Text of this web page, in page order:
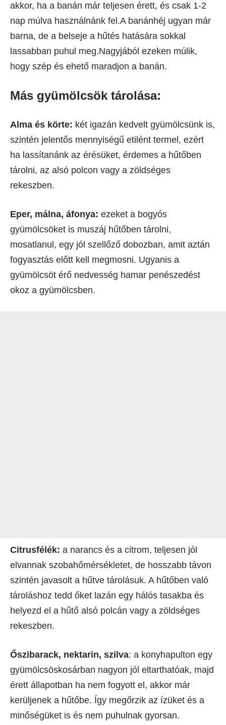
akkor, ha a banán már teljesen érett, és csak 1-2
nap múlva használnánk fel.A banánhéj ugyan már
barna, de a belseje a hűtés hatására sokkal
lassabban puhul meg.Nagyjából ezeken múlik,
hogy szép és ehető maradjon a banán.
Más gyümölcsök tárolása:
Alma és körte: két igazán kedvelt gyümölcsünk is,
szintén jelentős mennyiségű etilént termel, ezért
ha lassítanánk az érésüket, érdemes a hűtőben
tárolni, az alsó polcon vagy a zöldséges
rekeszben.
Eper, málna, áfonya: ezeket a bogyós
gyümölcsöket is muszáj hűtőben tárolni,
mosatlanul, egy jól szellőző dobozban, amit aztán
fogyasztás előtt kell megmosni. Ugyanis a
gyümölcsöt érő nedvesség hamar penészedést
okoz a gyümölcsben.
Citrusfélék: a narancs és a citrom, teljesen jól
elvannak szobahőmérsékletet, de hosszabb távon
szintén javasolt a hűtve tárolásuk. A hűtőben való
tároláshoz tedd őket lazán egy hálós tasakba és
helyezd el a hűtő alsó polcán vagy a zöldséges
rekeszben.
Őszibarack, nektarin, szilva: a konyhapulton egy
gyümölcsöskosárban nagyon jól eltarthatóak, majd
érett állapotban ha nem fogyott el, akkor már
kerüljenek a hűtőbe. Így megőrzik az ízüket és a
minőségüket is és nem puhulnak gyorsan.